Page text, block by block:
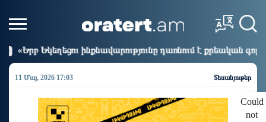
դառնում է քրեական գործ»․ Լիլիա Շուշանյան
11 Մայ, 2026 17:03 Տեսանյութեր
Could
not